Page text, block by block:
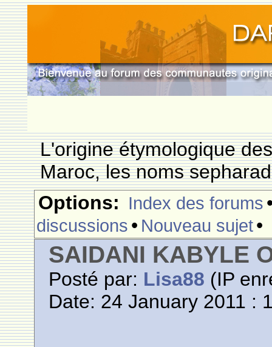
L'origine étymologique
Maroc, les noms
Options: Index des forums
discussions • Nouveau sujet•
SAIDANI KABYLE
Posté par: Lisa88 (IP
Date: 24 January 2011 :